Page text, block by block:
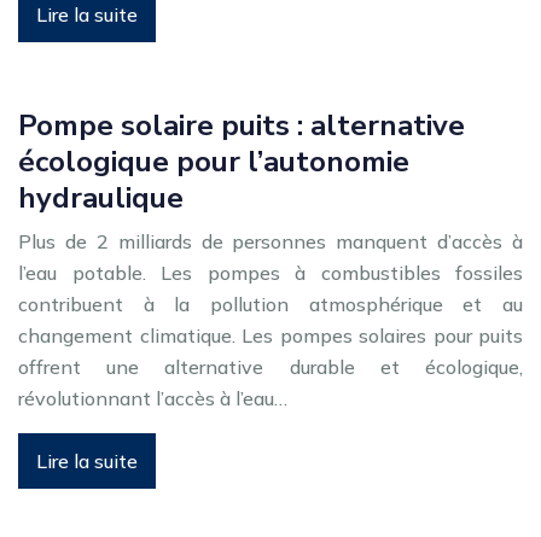
Lire la suite
Pompe solaire puits : alternative
écologique pour l’autonomie
hydraulique
Plus de 2 milliards de personnes manquent d’accès à
l’eau potable. Les pompes à combustibles fossiles
contribuent à la pollution atmosphérique et au
changement climatique. Les pompes solaires pour puits
offrent une alternative durable et écologique,
révolutionnant l’accès à l’eau…
Lire la suite